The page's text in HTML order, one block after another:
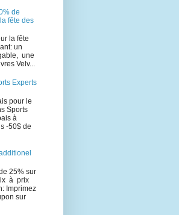
de
fête des
la fête
un
une
Velv...
Experts
pour le
Sports
à
-50$ de
25% sur
à prix
Imprimez
sur